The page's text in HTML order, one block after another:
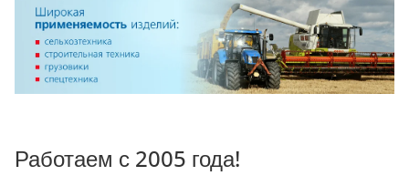
Работаем с 2005 года!